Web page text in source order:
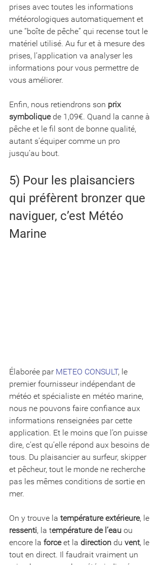
prises avec toutes les informations
météorologiques automatiquement et
une “boîte de pêche” qui recense tout le
matériel utilisé. Au fur et à mesure des
prises, l’application va analyser les
informations pour vous permettre de
vous améliorer.
Enfin, nous retiendrons son prix
symbolique de 1,09€. Quand la canne à
pêche et le fil sont de bonne qualité,
autant s’équiper comme un pro
jusqu’au bout.
5) Pour les plaisanciers
qui préfèrent bronzer que
naviguer, c’est Météo
Marine
Élaborée par METEO CONSULT, le
premier fournisseur indépendant de
météo et spécialiste en météo marine,
nous ne pouvons faire confiance aux
informations renseignées par cette
application. Et le moins que l’on puisse
dire, c’est qu’elle répond aux besoins de
tous. Du plaisancier au surfeur, skipper
et pêcheur, tout le monde ne recherche
pas les mêmes conditions de sortie en
mer.
On y trouve la température extérieure, le
ressenti, la température de l’eau ou
encore la force et la direction du vent, le
tout en direct. Il faudrait vraiment un